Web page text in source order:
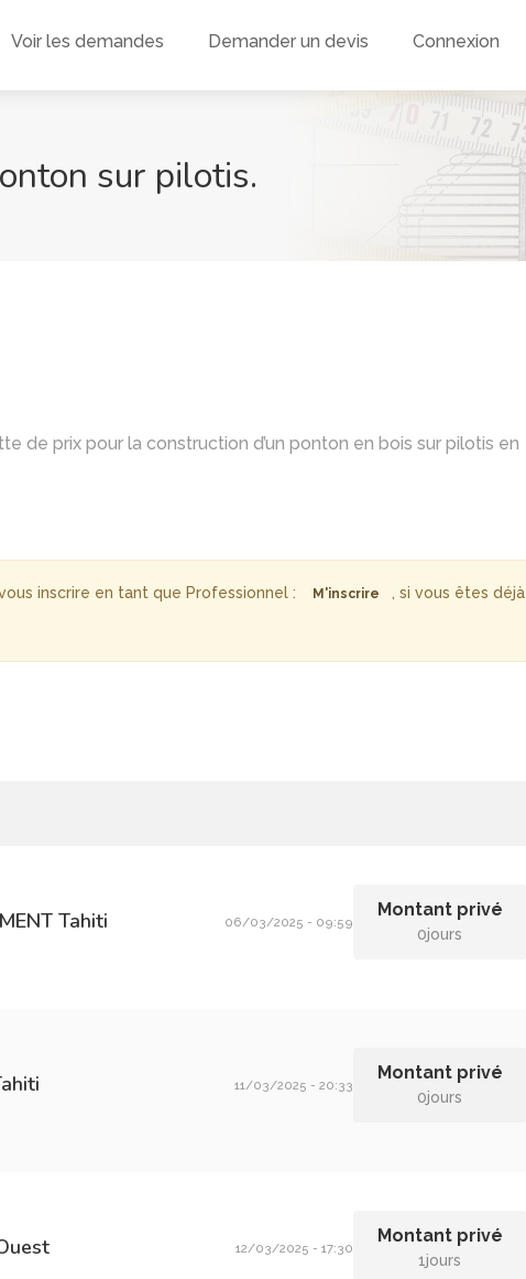
Voir les demandes Demander un devis Connexion
sur pilotis.
de prix pour la construction d’un ponton en bois sur pilotis en
inscrire en tant que Professionnel : M'inscrire
, si vous êtes déjà
Tahiti 06/03/2025 - 09:59
Montant privé
0jours
11/03/2025 - 20:33
Montant privé
0jours
12/03/2025 - 17:30
Montant privé
1jours